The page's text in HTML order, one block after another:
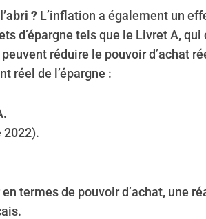
? L’inflation a également un
d’épargne tels que le Livret A,
réduire le pouvoir d’achat
réel de l’épargne :
2022).
termes de pouvoir d’achat, une